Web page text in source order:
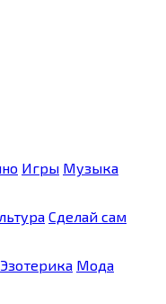
Игры Музыка
Сделай сам
Эзотерика Мода